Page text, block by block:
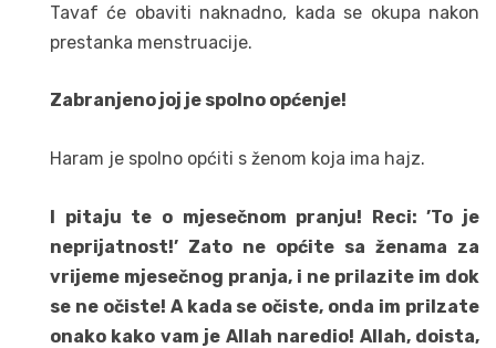
Tavaf će obaviti naknadno, kada se okupa nakon
prestanka menstruacije.
Zabranjeno joj je spolno općenje!
Haram je spolno općiti s ženom koja ima hajz.
I pitaju te o mjesečnom pranju! Reci: ’To je
neprijatnost!’ Zato ne općite sa ženama za
vrijeme mjesečnog pranja, i ne prilazite im dok
se ne očiste! A kada se očiste, onda im prilzate
onako kako vam je Allah naredio! Allah, doista,